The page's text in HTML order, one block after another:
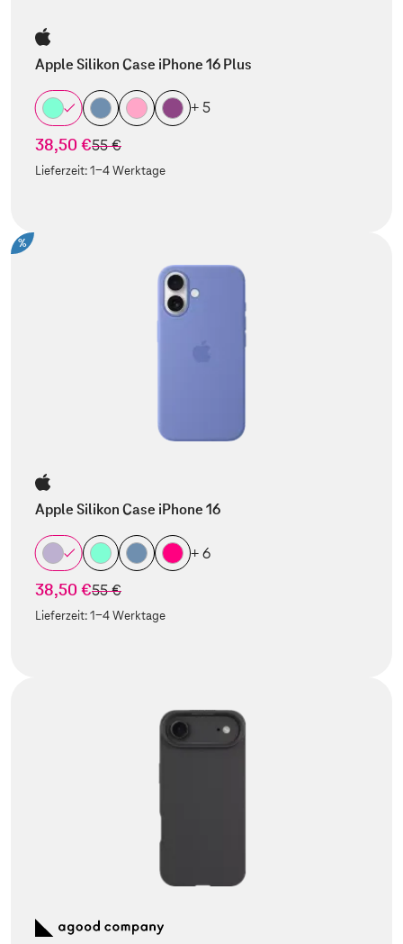
Apple Silikon Case iPhone 16 Plus
+ 5
38,50 €statt
55 €
Lieferzeit:1-4 Werktage
%
Apple Silikon Case iPhone 16
+ 6
38,50 €statt
55 €
Lieferzeit:1-4 Werktage